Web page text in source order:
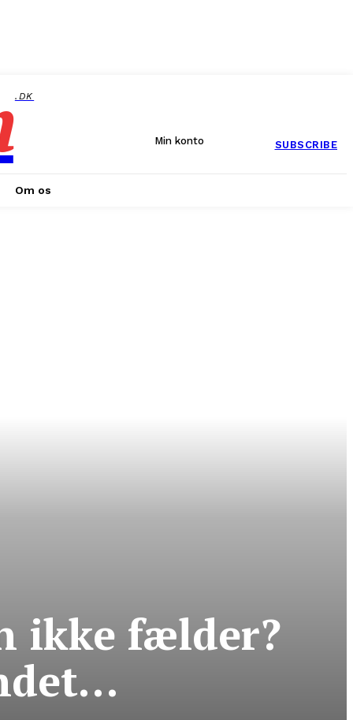
.DK
Min konto SUBSCRIBE
Om os
ikke fælder?